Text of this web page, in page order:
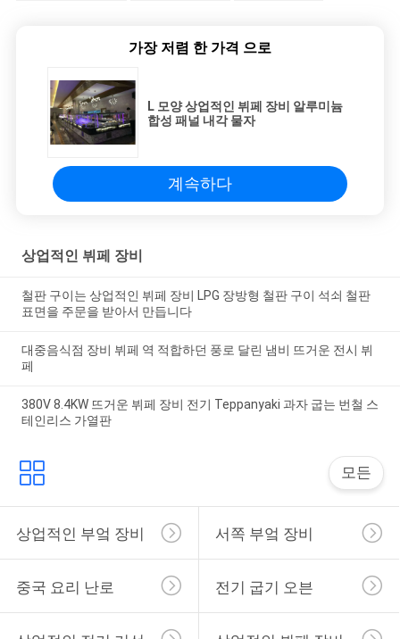
PRIVACY
가장 저렴 한 가격 으로
L 모양 상업적인 뷔페 장비 알루미늄
합성 패널 내각 물자
계속하다
상업적인 뷔페 장비
철판 구이는 상업적인 뷔페 장비 LPG 장방형 철판 구이 석쇠 철판
표면을 주문을 받아서 만듭니다
대중음식점 장비 뷔페 역 적합하던 풍로 달린 냄비 뜨거운 전시 뷔
페
380V 8.4KW 뜨거운 뷔페 장비 전기 Teppanyaki 과자 굽는 번철 스
테인리스 가열판
모든
상업적인 부엌 장비 서쪽 부엌 장비
중국 요리 난로 전기 굽기 오븐